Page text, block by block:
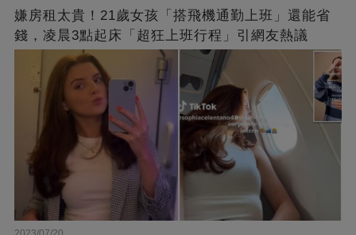
嫌房租太貴！21歲女孩「搭飛機通勤上班」還能省
錢，凌晨3點起床「超狂上班行程」引網友熱議